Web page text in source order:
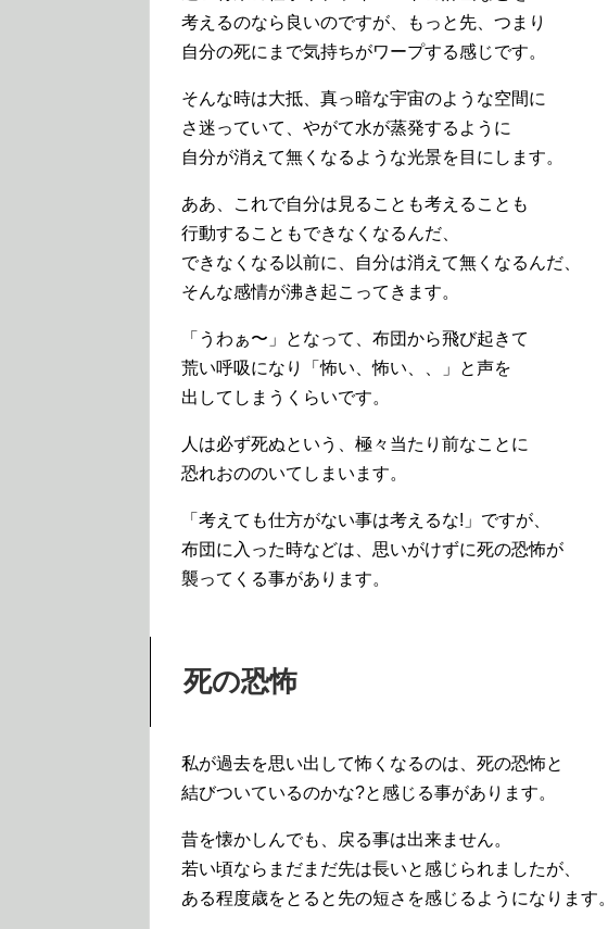
考えるのなら良いのですが、もっと先、つまり
自分の死にまで気持ちがワープする感じです。
そんな時は大抵、真っ暗な宇宙のような空間に
さ迷っていて、やがて水が蒸発するように
自分が消えて無くなるような光景を目にします。
ああ、これで自分は見ることも考えることも
行動することもできなくなるんだ、
できなくなる以前に、自分は消えて無くなるんだ、
そんな感情が沸き起こってきます。
「うわぁ〜」となって、布団から飛び起きて
荒い呼吸になり「怖い、怖い、、」と声を
出してしまうくらいです。
人は必ず死ぬという、極々当たり前なことに
恐れおののいてしまいます。
「考えても仕方がない事は考えるな!」ですが、
布団に入った時などは、思いがけずに死の恐怖が
襲ってくる事があります。
死の恐怖
私が過去を思い出して怖くなるのは、死の恐怖と
結びついているのかな?と感じる事があります。
昔を懐かしんでも、戻る事は出来ません。
若い頃ならまだまだ先は長いと感じられましたが、
ある程度歳をとると先の短さを感じるようになります。